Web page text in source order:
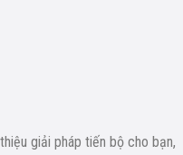
giải pháp tiến bộ cho bạn,